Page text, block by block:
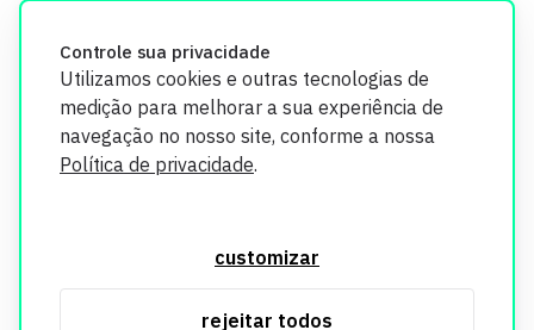
Controle sua privacidade
Utilizamos cookies e outras tecnologias de
medição para melhorar a sua experiência de
navegação no nosso site, conforme a nossa
Política de privacidade.
customizar
rejeitar todos
segurança. Todos os dados coletados em nosso site são
utilizados exclusivamente para fins de aprimoramento de
informações, consulte nossa Política de Privacidade.